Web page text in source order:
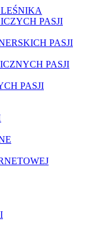
PASJI
PASJI
PASJI
PASJI